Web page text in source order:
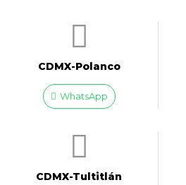
CDMX-Polanco
WhatsApp
CDMX-Tultitlán